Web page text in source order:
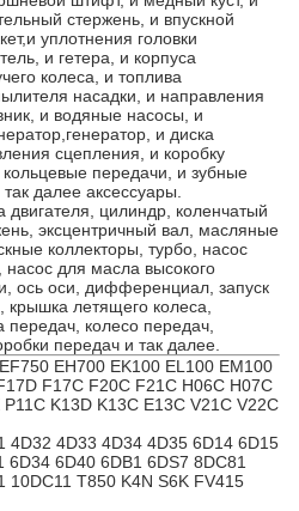
стержень, и впускной
уплотнения головки
и гетера, и корпуса
колеса, и топлива
насадки, и направления
и водяные насосы, и
и диска
сцепления, и коробку
передачи, и зубные
далее аксессуары.
двигателя, цилиндр, коленчатый
эксцентричный вал, масляные
коллекторы, турбо, насос
для масла высокого
ось оси, дифференциал, запуск
летящего колеса,
передач, колесо передач,
передач и так далее.
EH700 EK100 EL100 EM100
F17C F20C F21C H06C H07C
K13D K13C E13C V21C V22C
4D32 4D33 4D34 4D35 6D14 6D15
6D40 6DB1 6DS7 8DC81
10DC11 T850 K4N S6K FV415